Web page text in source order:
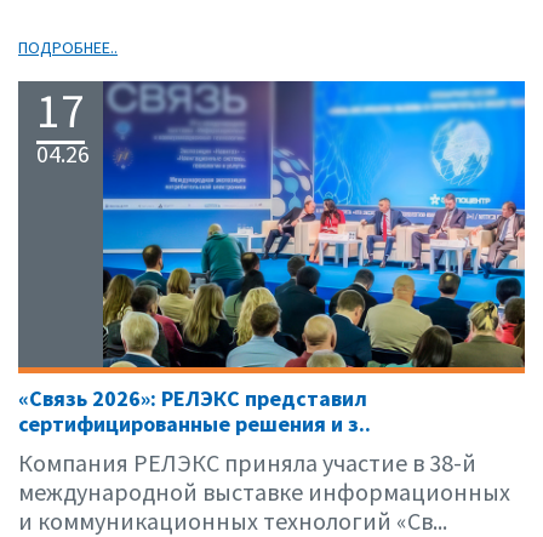
ПОДРОБНЕЕ..
17
04.26
«Связь 2026»: РЕЛЭКС представил
сертифицированные решения и з..
Компания РЕЛЭКС приняла участие в 38-й
международной выставке информационных
и коммуникационных технологий «Св...